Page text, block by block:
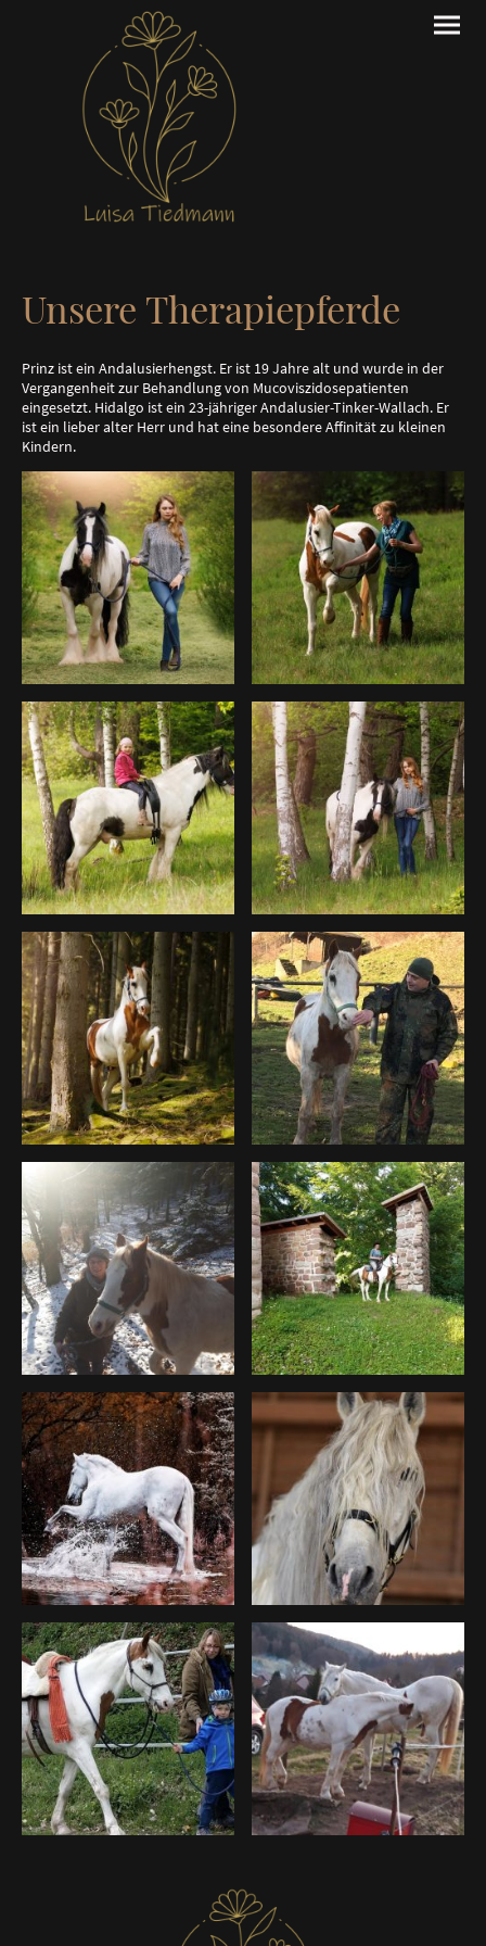
Unsere Therapiepferde
Prinz ist ein Andalusierhengst. Er ist 19 Jahre alt und wurde in der
Vergangenheit zur Behandlung von Mucoviszidosepatienten
eingesetzt. Hidalgo ist ein 23-jähriger Andalusier-Tinker-Wallach. Er
ist ein lieber alter Herr und hat eine besondere Affinität zu kleinen
Kindern.